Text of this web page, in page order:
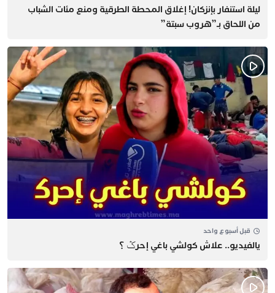
​ليلة استنفار بإنزكان! إغلاق المحطة الطرقية ومنع مئات الشباب
من اللحاق بـ”هروب سبتة”
قبل أسبوع واحد
يالفيديو.. علاش كولشي باغي إحرݣ ؟